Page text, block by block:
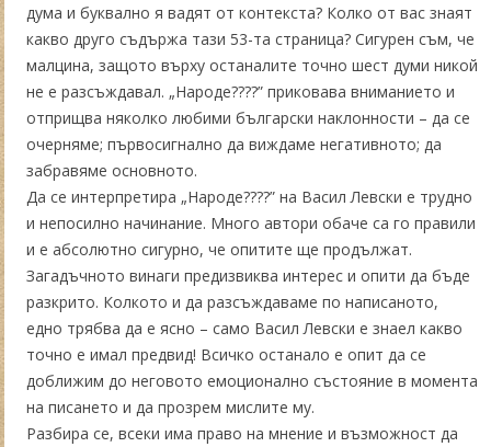
дума и буквално я вадят от контекста? Колко от вас знаят
какво друго съдържа тази 53-та страница? Сигурен съм, че
малцина, защото върху останалите точно шест думи никой
не е разсъждавал. „Народе????” приковава вниманието и
отприщва няколко любими български наклонности – да се
очерняме; първосигнално да виждаме негативното; да
забравяме основното.
Да се интерпретира „Народе????” на Васил Левски е трудно
и непосилно начинание. Много автори обаче са го правили
и е абсолютно сигурно, че опитите ще продължат.
Загадъчното винаги предизвиква интерес и опити да бъде
разкрито. Колкото и да разсъждаваме по написаното,
едно трябва да е ясно – само Васил Левски е знаел какво
точно е имал предвид! Всичко останало е опит да се
доближим до неговото емоционално състояние в момента
на писането и да прозрем мислите му.
Разбира се, всеки има право на мнение и възможност да